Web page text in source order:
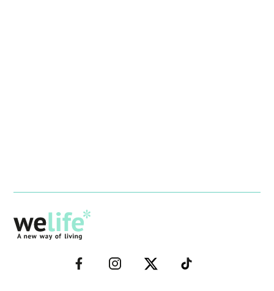
–
FACEBOOK–
–
INSTAGRAM–
–
TWITTER–
–
WELIFE–